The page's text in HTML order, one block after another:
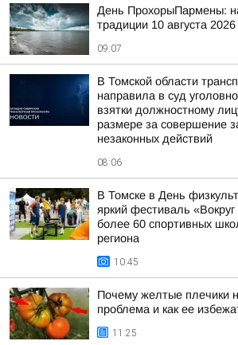
День ПрохорыПармены:
традиции 10 августа 2026
09:07
В Томской области
направила в суд
взятки должностному
размере за совершение
незаконных действий
08:06
В Томске в День
яркий фестиваль
более 60 спортивных
региона
10:45
Почему желтые плечики
проблема и как ее
11:25